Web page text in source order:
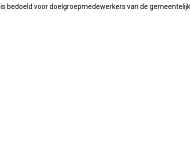
is bedoeld voor doelgroepmedewerkers van de